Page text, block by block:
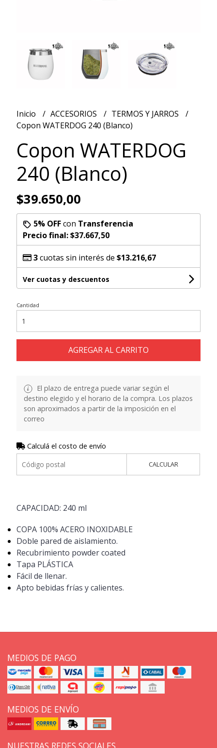
Inicio ACCESORIOS
TERMOS Y JARROS
Copon WATERDOG 240 (Blanco)
Copon WATERDOG
240 (Blanco)
$39.650,00
5% OFFcon Transferencia
Precio final:$37.667,50
3cuotas sin interés de $13.216,67
Ver cuotas y descuentos
Cantidad
AGREGAR AL CARRITO
El plazo de entrega puede variar según el
destino elegido y el horario de la compra. Los plazos
son aproximados a partir de la imposición en el
correo
Calculá el costo de envío
CALCULAR
CAPACIDAD: 240 ml
COPA 100% ACERO INOXIDABLE
Doble pared de aislamiento.
Recubrimiento powder coated
Tapa PLÁSTICA
Fácil de llenar.
Apto bebidas frías y calientes.
MEDIOS DE PAGO
MEDIOS DE ENVÍO
NUESTRAS REDES SOCIALES